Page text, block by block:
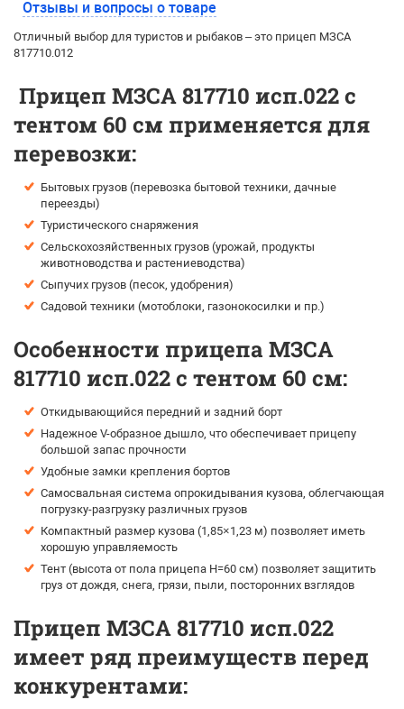
Отзывы и вопросы о товаре
Отличный выбор для туристов и рыбаков – это прицеп МЗСА
817710.012
Прицеп МЗСА 817710 исп.022 с
тентом 60 см применяется для
перевозки:
Бытовых грузов (перевозка бытовой техники, дачные
переезды)
Туристического снаряжения
Сельскохозяйственных грузов (урожай, продукты
животноводства и растениеводства)
Сыпучих грузов (песок, удобрения)
Садовой техники (мотоблоки, газонокосилки и пр.)
Особенности прицепа МЗСА
817710 исп.022 с тентом 60 см:
Откидывающийся передний и задний борт
Надежное V-образное дышло, что обеспечивает прицепу
большой запас прочности
Удобные замки крепления бортов
Самосвальная система опрокидывания кузова, облегчающая
погрузку-разгрузку различных грузов
Компактный размер кузова (1,85×1,23 м) позволяет иметь
хорошую управляемость
Тент (высота от пола прицепа H=60 см) позволяет защитить
груз от дождя, снега, грязи, пыли, посторонних взглядов
Прицеп МЗСА 817710 исп.022
имеет ряд преимуществ перед
конкурентами: